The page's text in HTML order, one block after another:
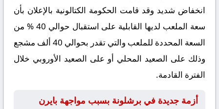
انخفاض شديد وقد قامت الحكومة الكتالونية بالإعلان بأن
سعة الملعب لديها القابلية على استقبال حوالي 40 % من
السعة المحددة للملعب والتي تقدر بحوالي 40 ألف مشجع
وذلك على الصعيد المحلي أو على الصعيد الأوروبي خلال
الفترة القادمة.
أزمة جديدة في برشلونة بسبب مواجهة بايرن